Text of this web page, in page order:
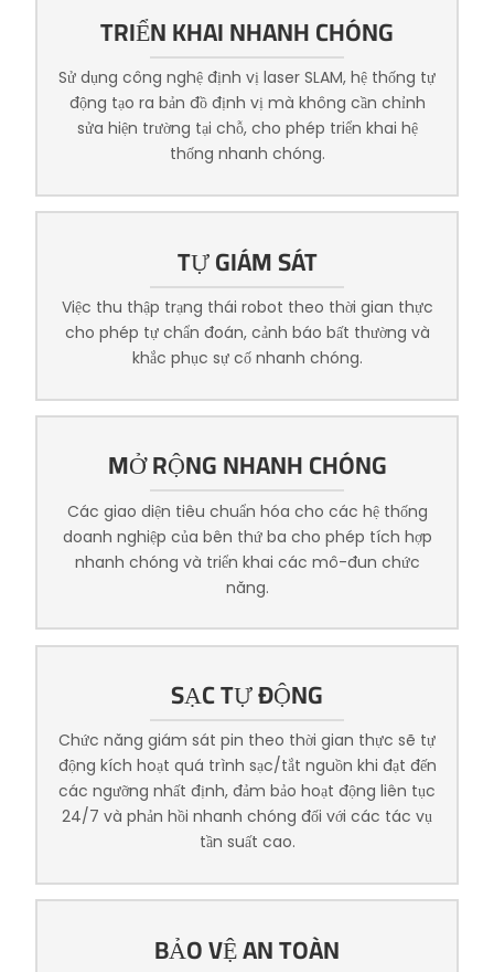
TRIỂN KHAI NHANH CHÓNG
Sử dụng công nghệ định vị laser SLAM, hệ thống tự
động tạo ra bản đồ định vị mà không cần chỉnh
sửa hiện trường tại chỗ, cho phép triển khai hệ
thống nhanh chóng.
TỰ GIÁM SÁT
Việc thu thập trạng thái robot theo thời gian thực
cho phép tự chẩn đoán, cảnh báo bất thường và
khắc phục sự cố nhanh chóng.
MỞ RỘNG NHANH CHÓNG
Các giao diện tiêu chuẩn hóa cho các hệ thống
doanh nghiệp của bên thứ ba cho phép tích hợp
nhanh chóng và triển khai các mô-đun chức
năng.
SẠC TỰ ĐỘNG
Chức năng giám sát pin theo thời gian thực sẽ tự
động kích hoạt quá trình sạc/tắt nguồn khi đạt đến
các ngưỡng nhất định, đảm bảo hoạt động liên tục
24/7 và phản hồi nhanh chóng đối với các tác vụ
tần suất cao.
BẢO VỆ AN TOÀN